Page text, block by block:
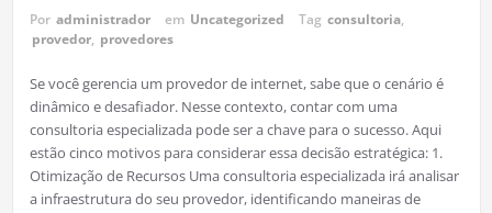
Por administrador em Uncategorized Tag consultoria,
provedor, provedores
Se você gerencia um provedor de internet, sabe que o cenário é
dinâmico e desafiador. Nesse contexto, contar com uma
consultoria especializada pode ser a chave para o sucesso. Aqui
estão cinco motivos para considerar essa decisão estratégica: 1.
Otimização de Recursos Uma consultoria especializada irá analisar
a infraestrutura do seu provedor, identificando maneiras de